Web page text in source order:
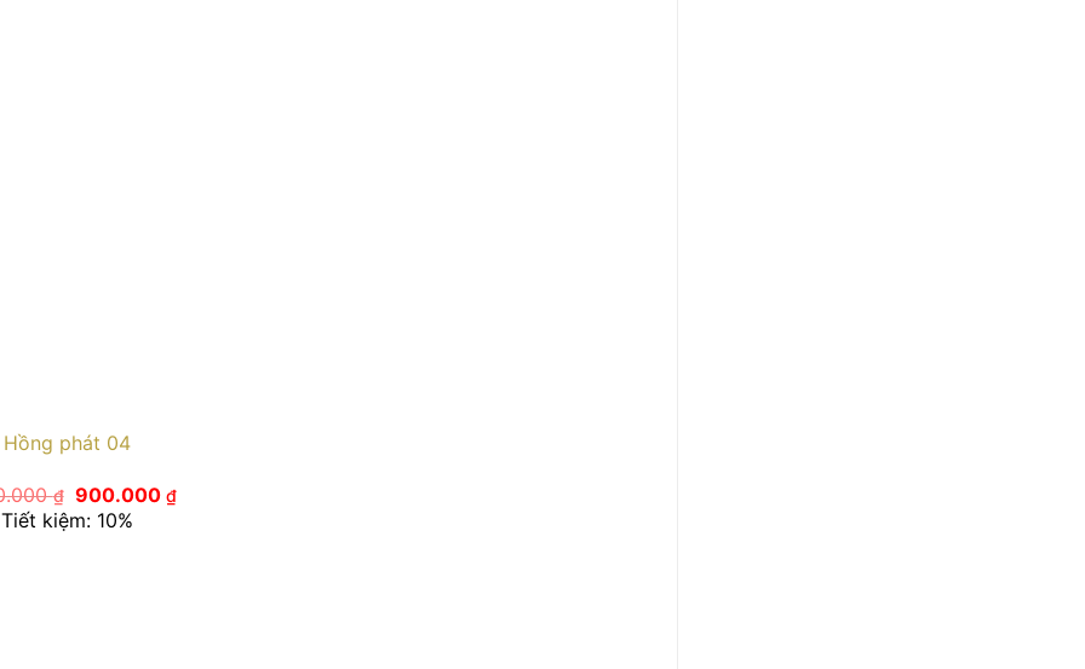
Hồng phát 04
₫ Giá
gốc
là:
900.000₫Giá
Tiết kiệm: 10%